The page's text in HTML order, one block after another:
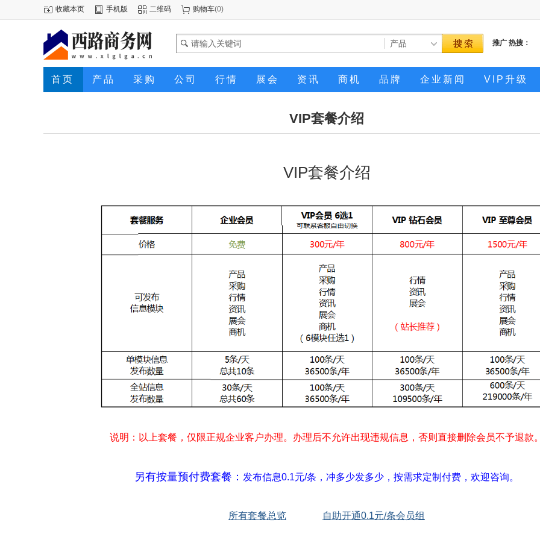
收藏本页 手机版 二维码 购物车(0)
推广 热搜：
首页 产品 采购 公司 行情 展会 资讯 商机 品牌 企业新闻 VIP升级
VIP套餐介绍
VIP套餐介绍
说明：以上套餐，仅限正规企业客户办理。办理后不允许出现违规信息，否则直接删除会员不予退款
另有按量预付费套餐： 发布信息0.1元/条，冲多少发多少，按需求定制付费，欢迎咨询。
所有套餐总览 自助开通0.1元/条会员组